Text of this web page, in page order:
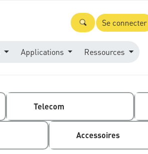
Se connecter
Applications Ressources
Telecom
Accessoires